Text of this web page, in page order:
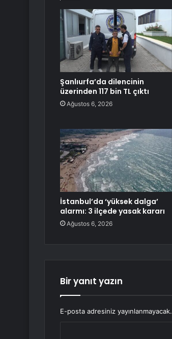
Şanlıurfa’da dilencinin
üzerinden 117 bin TL çıktı
Ağustos 6, 2026
İstanbul’da ‘yüksek dalga’
alarmı: 3 ilçede yasak kararı
Ağustos 6, 2026
Bir yanıt yazın
E-posta adresiniz yayınlanmayacak.